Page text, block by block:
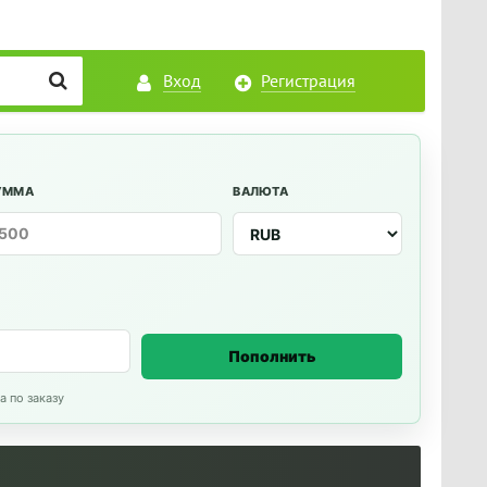
Вход Регистрация
ВАЛЮТА
Пополнить
по заказу